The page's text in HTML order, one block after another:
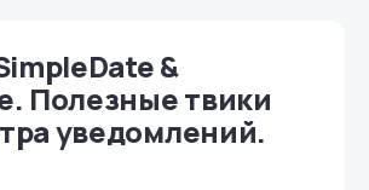
&
Полезные твики
уведомлений.